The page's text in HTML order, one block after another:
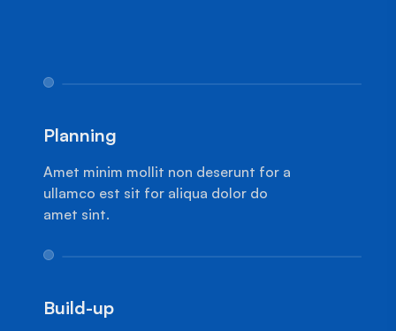
1
Planning
Amet minim mollit non deserunt for a
ullamco est sit for aliqua dolor do
amet sint.
1
Build-up